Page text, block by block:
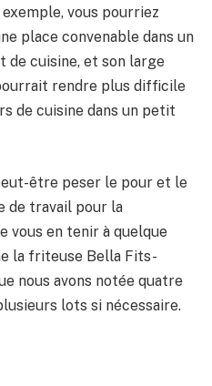
vous pourriez
place convenable dans un
de cuisine, et son large
rendre plus difficile
de cuisine dans un petit
être peser le pour et le
de travail pour la
vous en tenir à quelque
la friteuse Bella Fits-
nous avons notée quatre
lots si nécessaire.